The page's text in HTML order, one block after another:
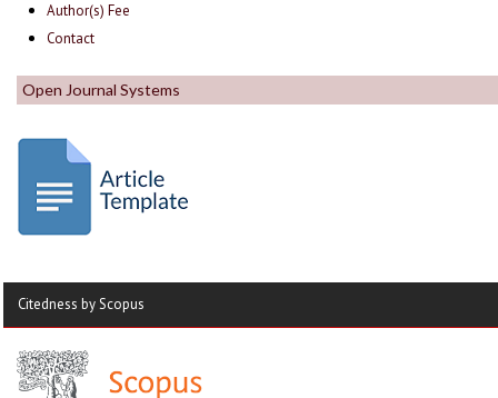
Author(s) Fee
Contact
Open Journal Systems
Citedness by Scopus